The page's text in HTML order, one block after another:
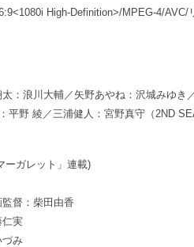
High-Definition>/MPEG-4/AVC/
：浪川大輔／矢野あやね：沢城みゆき
平野 綾／三浦健人：宮野真守（2ND
ーガレット」連載)
督：柴田由香
仁実
づみ